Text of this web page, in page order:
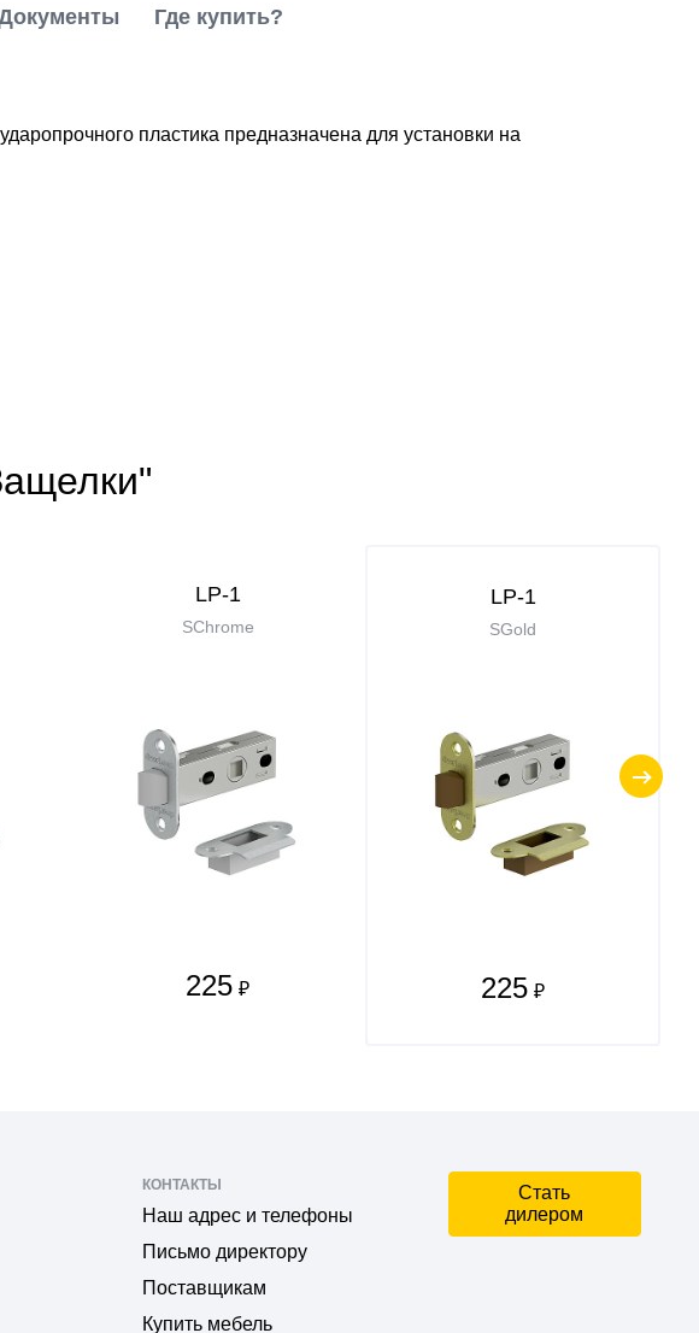
Где купить?
пластика предназначена для установки на
LP-1
SChrome
225 ₽
LP-1
SGold
225 ₽
КОНТАКТЫ
Наш адрес и телефоны
Письмо директору
Поставщикам
Купить мебель
Стать
дилером